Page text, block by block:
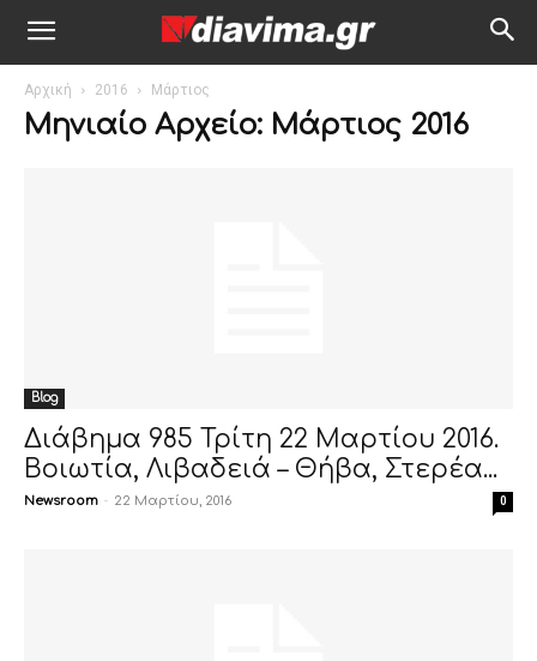
Αρχική 2016 Μάρτιος
Μηνιαίο Αρχείο: Μάρτιος 2016
Blog
Διάβημα 985 Τρίτη 22 Μαρτίου 2016.
Βοιωτία, Λιβαδειά – Θήβα, Στερέα...
Newsroom - 22 Μαρτίου, 2016 0